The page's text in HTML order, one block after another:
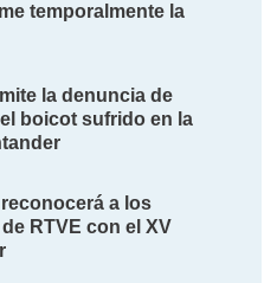
temporalmente la
la denuncia de
boicot sufrido en la
a los
RTVE con el XV